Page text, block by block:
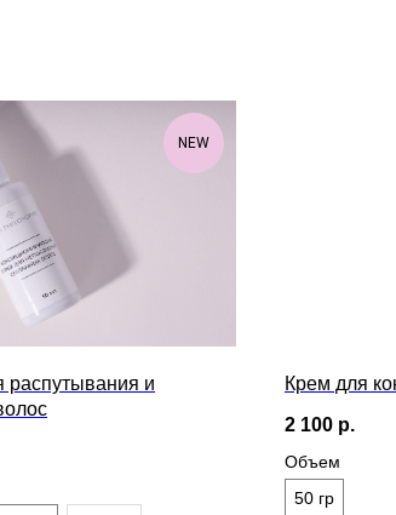
NEW
распутывания и
Крем для
2 100 р.
Объем
50 гр